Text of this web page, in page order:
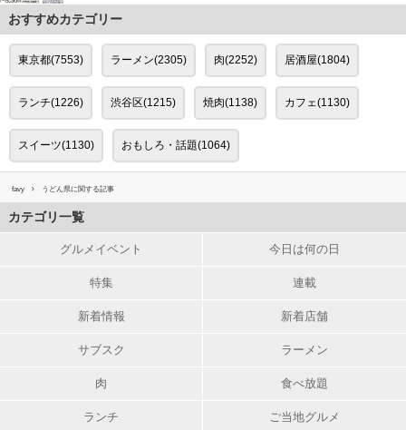
おすすめカテゴリー
東京都(7553) ラーメン(2305) 肉(2252) 居酒屋(1804)
ランチ(1226) 渋谷区(1215) 焼肉(1138) カフェ(1130)
スイーツ(1130) おもしろ・話題(1064)
favy うどん県に関する記事
カテゴリ一覧
グルメイベント 今日は何の日
特集 連載
新着情報 新着店舗
サブスク ラーメン
肉 食べ放題
ランチ ご当地グルメ